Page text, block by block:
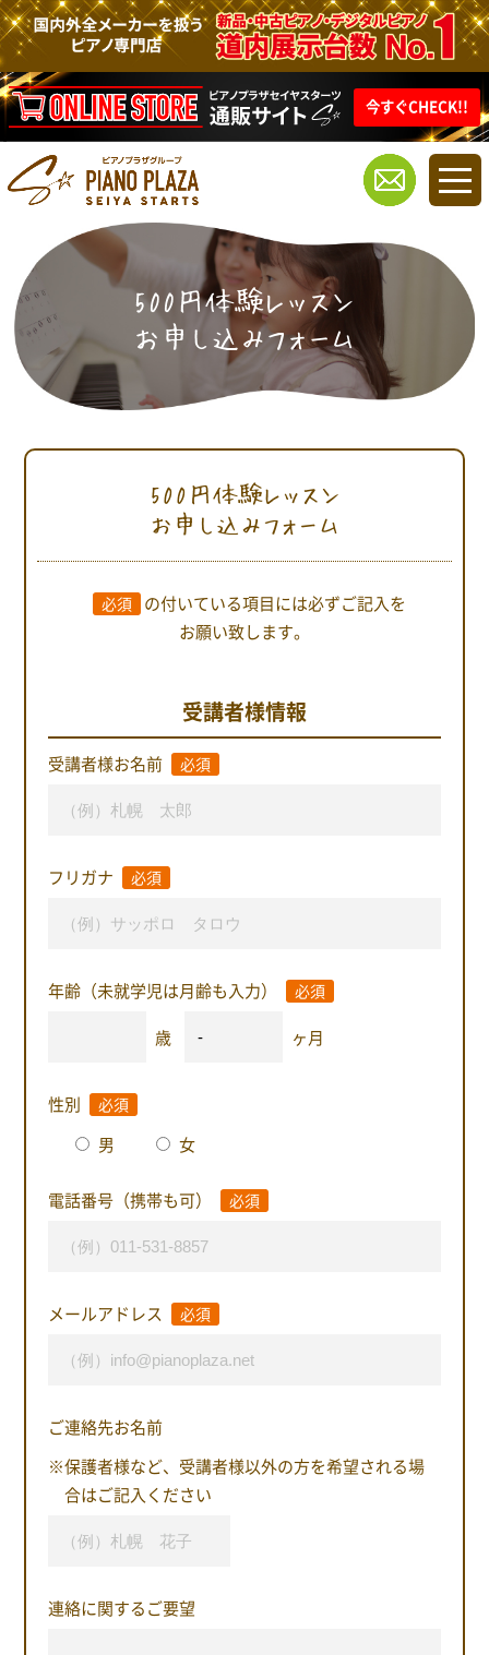
今すぐCHECK!!
500円体験レッスン
お申し込みフォーム
500円体験レッスン
お申し込みフォーム
必須 の付いている項目には必ずご記入を
お願い致します。
受講者様情報
受講者様お名前 必須
フリガナ 必須
年齢（未就学児は月齢も入力） 必須
歳 ヶ月
性別 必須
男 女
電話番号（携帯も可） 必須
メールアドレス 必須
ご連絡先お名前
※保護者様など、受講者様以外の方を希望される場
合はご記入ください
連絡に関するご要望